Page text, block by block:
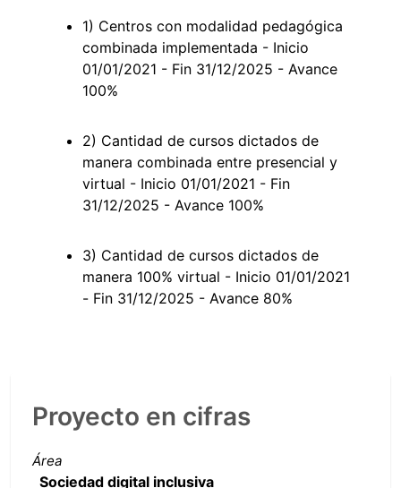
1) Centros con modalidad pedagógica
combinada implementada - Inicio
01/01/2021 - Fin 31/12/2025 - Avance
100%
2) Cantidad de cursos dictados de
manera combinada entre presencial y
virtual - Inicio 01/01/2021 - Fin
31/12/2025 - Avance 100%
3) Cantidad de cursos dictados de
manera 100% virtual - Inicio 01/01/2021
- Fin 31/12/2025 - Avance 80%
Proyecto en cifras
Área
Sociedad digital inclusiva